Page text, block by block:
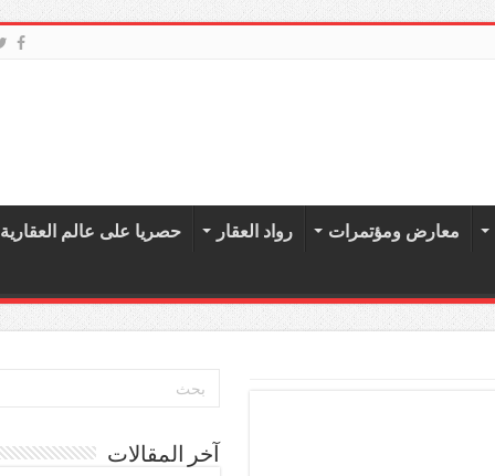
معارض ومؤتمرات رواد العقار حصريا على عالم العقارية
آخر المقالات